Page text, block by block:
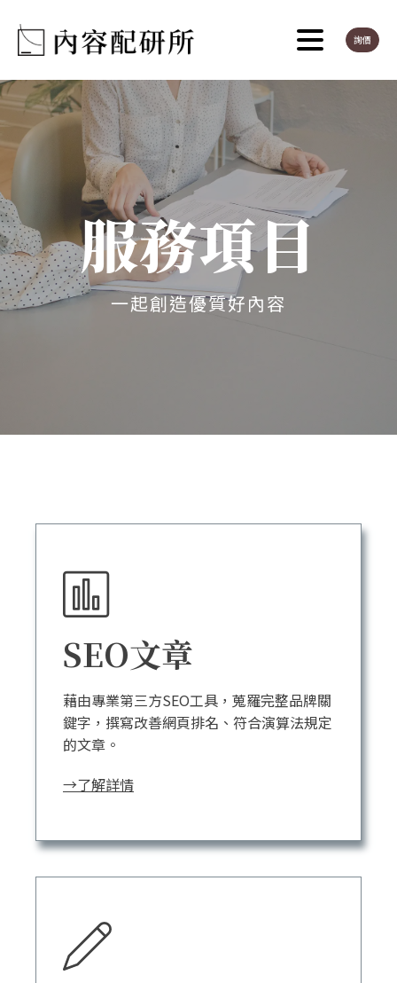
詢價
服務項目
一起創造優質好內容
SEO文章
藉由專業第三方SEO工具，蒐羅完整品牌關
鍵字，撰寫改善網頁排名、符合演算法規定
的文章。
→了解詳情